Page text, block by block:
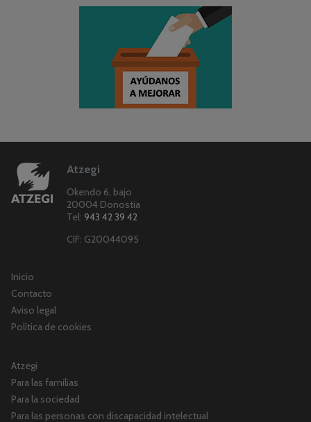
Atzegi
Okendo 6, bajo
20004 Donostia
Tel: 943 42 39 42
CIF: G20044095
Inicio
Contacto
Aviso legal
Política de cookies
Atzegi
Para las familias
Para la sociedad
Para las personas con discapacidad intelectual